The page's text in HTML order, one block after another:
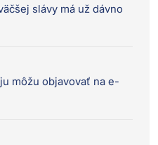
slávy má už dávno
môžu objavovať na e-